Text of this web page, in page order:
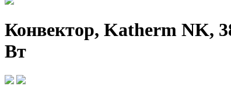
Конвектор, Katherm NK,
Вт